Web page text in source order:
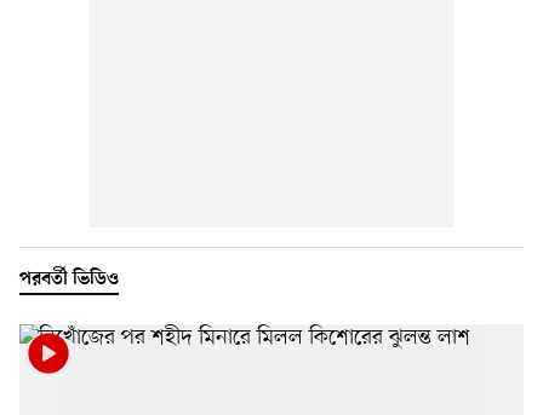
পরবর্তী ভিডিও